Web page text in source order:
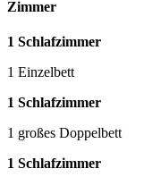
Zimmer
1 Schlafzimmer
1 Einzelbett
1 Schlafzimmer
1 großes Doppelbett
1 Schlafzimmer